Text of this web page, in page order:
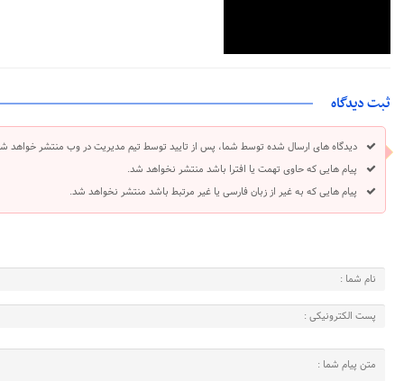
ثبت دیدگاه
دیدگاه های ارسال شده توسط شما، پس از تایید توسط تیم مدیریت در وب منتشر خواهد
پیام هایی که حاوی تهمت یا افترا باشد منتشر نخواهد شد.
پیام هایی که به غیر از زبان فارسی یا غیر مرتبط باشد منتشر نخواهد شد.